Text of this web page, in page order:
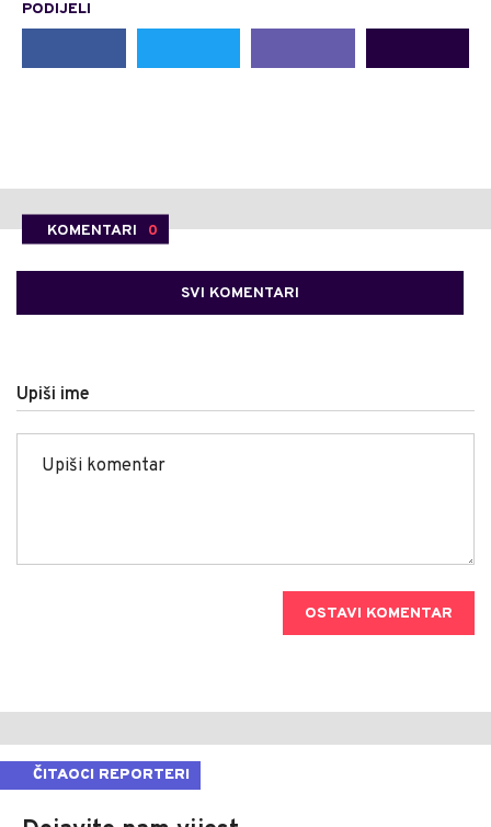
PODIJELI
KOMENTARI 0
SVI KOMENTARI
Upiši ime
OSTAVI KOMENTAR
ČITAOCI REPORTERI